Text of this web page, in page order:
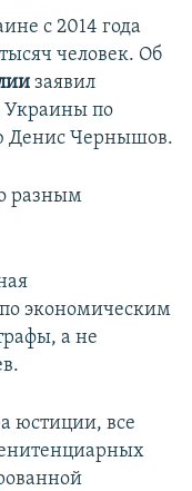
с 2014 года
человек. Об
заявил
Украины по
Денис Чернышов.
разным
экономическим
а не
юстиции, все